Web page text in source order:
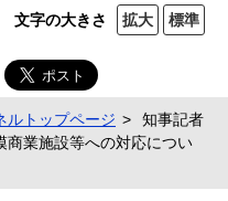
文字の大きさ 拡大 標準
ルトップページ
知事記者
商業施設等への対応につい